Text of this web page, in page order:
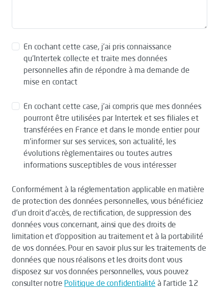
En cochant cette case, j’ai pris connaissance
qu’Intertek collecte et traite mes données
personnelles afin de répondre à ma demande de
mise en contact
En cochant cette case, j’ai compris que mes données
pourront être utilisées par Intertek et ses filiales et
transférées en France et dans le monde entier pour
m’informer sur ses services, son actualité, les
évolutions règlementaires ou toutes autres
informations susceptibles de vous intéresser
Conformément à la réglementation applicable en matière
de protection des données personnelles, vous bénéficiez
d’un droit d’accès, de rectification, de suppression des
données vous concernant, ainsi que des droits de
limitation et d’opposition au traitement et à la portabilité
de vos données. Pour en savoir plus sur les traitements de
données que nous réalisons et les droits dont vous
disposez sur vos données personnelles, vous pouvez
consulter notre Politique de confidentialité à l’article 12